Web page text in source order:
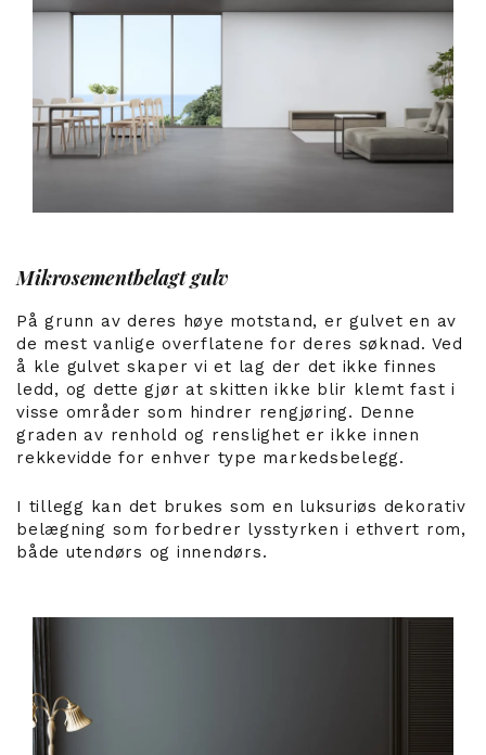
Mikrosementbelagt gulv
På grunn av deres høye motstand, er gulvet en av
de mest vanlige overflatene for deres søknad. Ved
å kle gulvet skaper vi et lag der det ikke finnes
ledd, og dette gjør at skitten ikke blir klemt fast i
visse områder som hindrer rengjøring. Denne
graden av renhold og renslighet er ikke innen
rekkevidde for enhver type markedsbelegg.
I tillegg kan det brukes som en luksuriøs dekorativ
belægning som forbedrer lysstyrken i ethvert rom,
både utendørs og innendørs.